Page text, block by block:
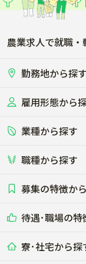
農業求人で就職
勤務地から探す
北海道
関東
東海
雇用形態から
正社員
短期アルバイト
その他（独立・副業
業種から探す
畜産（酪農･
酪農
する牧場
養豚
畑・圃場で野菜・穀物を
職種から探す
農場･牧場･現場職
募集の特徴か
未経験歓迎
学歴不問
待遇･職場の特
社会保険完備
寮･社宅から探